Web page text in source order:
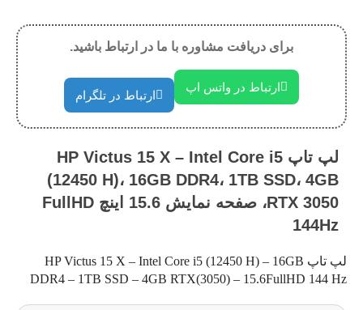
برای دریافت مشاوره با ما در ارتباط باشید.
ارتباط در واتس اپ
ارتباط در تلگرام
لپ تاپ HP Victus 15 X – Intel Core i5
(12450 H)، 16GB DDR4، 1TB SSD، 4GB
RTX 3050، صفحه نمایش 15.6 اینچ FullHD
144Hz
لپ تاپ HP Victus 15 X – Intel Core i5 (12450 H) – 16GB
DDR4 – 1TB SSD – 4GB RTX(3050) – 15.6FullHD 144 Hz